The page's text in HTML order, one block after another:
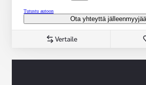
Tutustu autoon
Ota yhteyttä
Vertaile